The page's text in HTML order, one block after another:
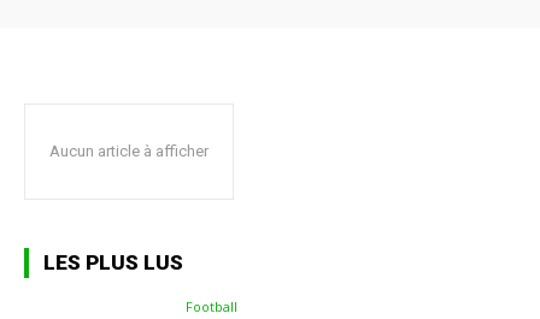
Aucun article à afficher
LES PLUS LUS
Football